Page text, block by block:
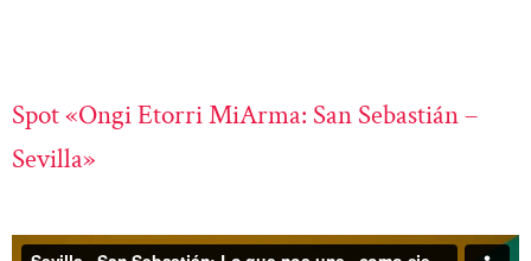
Spot «Ongi Etorri MiArma: San Sebastián –
Sevilla»